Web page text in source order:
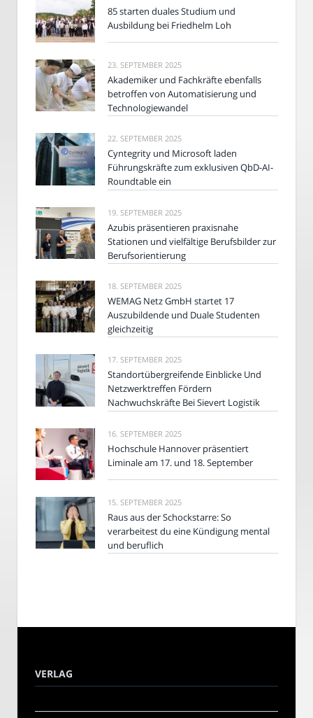
85 starten duales Studium und
Ausbildung bei Friedhelm Loh
23. SEPTEMBER 2025
Akademiker und Fachkräfte ebenfalls
betroffen von Automatisierung und
Technologiewandel
22. SEPTEMBER 2025
Cyntegrity und Microsoft laden
Führungskräfte zum exklusiven QbD-AI-
Roundtable ein
19. SEPTEMBER 2025
Azubis präsentieren praxisnahe
Stationen und vielfältige Berufsbilder zur
Berufsorientierung
18. SEPTEMBER 2025
WEMAG Netz GmbH startet 17
Auszubildende und Duale Studenten
gleichzeitig
17. SEPTEMBER 2025
Standortübergreifende Einblicke Und
Netzwerktreffen Fördern
Nachwuchskräfte Bei Sievert Logistik
16. SEPTEMBER 2025
Hochschule Hannover präsentiert
Liminale am 17. und 18. September
15. SEPTEMBER 2025
Raus aus der Schockstarre: So
verarbeitest du eine Kündigung mental
und beruflich
VERLAG